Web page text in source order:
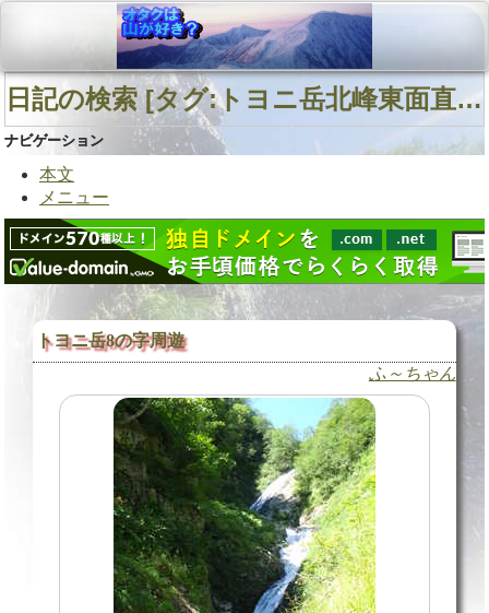
日記の検索 [タグ:トヨニ岳北峰東面直登沢 トヨニ岳北峰南西面直登沢 南日高 北海道中南部] 01～01(01件中)
ナビゲーション
本文
メニュー
トヨニ岳8の字周遊
ふ～ちゃん